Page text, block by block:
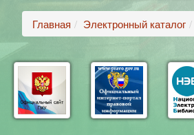
Главная Электронный каталог